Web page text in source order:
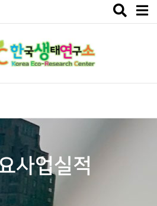
Toggle
사업실적